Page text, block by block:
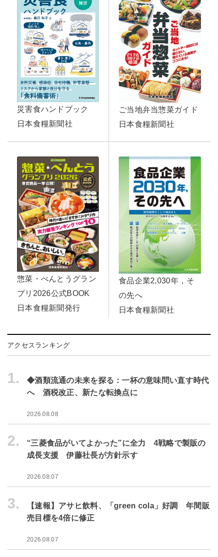
災害食ハンドブック
日本食糧新聞社
ご当地弁当惣菜ガイド
日本食糧新聞社
惣菜・べんとうグラン
プリ2026公式BOOK
日本食糧新聞発行
食品企業2,030年，そ
の先へ
日本食糧新聞社
アクセスランキング
1.
◆酒類流通の未来を探る：一杯の意味問い直す時代
へ 酒税改正、新たな転換点に
2026.08.08
2.
“三菱食品がいてよかった”に全力 4戦略で製販の
成長支援 伊藤社長が方針示す
2026.08.07
3.
【速報】アサヒ飲料、「green cola」好調 年間販
売目標を4倍に修正
2026.08.07